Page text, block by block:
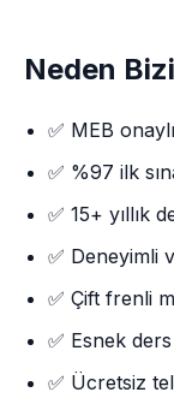
Neden
✅ MEB
✅ %97 ilk
✅ 15+ yıllık
✅ Deneyimli
✅ Çift frenli
✅ Esnek
✅ Ücretsiz